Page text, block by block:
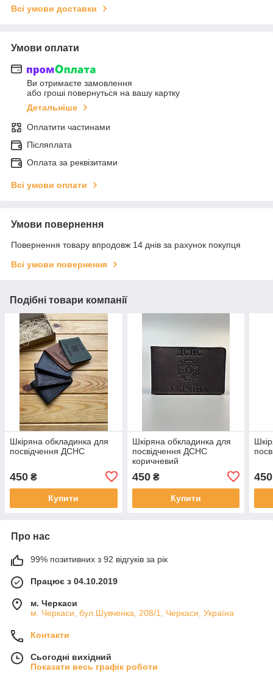
Всі умови доставки
Умови оплати
Ви отримаєте замовлення
або гроші повернуться на вашу картку
Детальніше
Оплатити частинами
Післяплата
Оплата за реквізитами
Всі умови оплати
Умови повернення
Повернення товару впродовж 14 днів за рахунок покупця
Всі умови повернення
Подібні товари компанії
Шкіряна обкладинка для
посвідчення ДСНС
450 ₴
Купити
Шкіряна обкладинка для
посвідчення ДСНС
коричневий
450₴
Купити
450
Про нас
99% позитивних з 92 відгуків за рік
Працює з 04.10.2019
м. Черкаси
м. Черкаси, бул.Шувченка, 208/1, Черкаси, Україна
Контакти
Сьогодні вихідний
Показати весь графік роботи